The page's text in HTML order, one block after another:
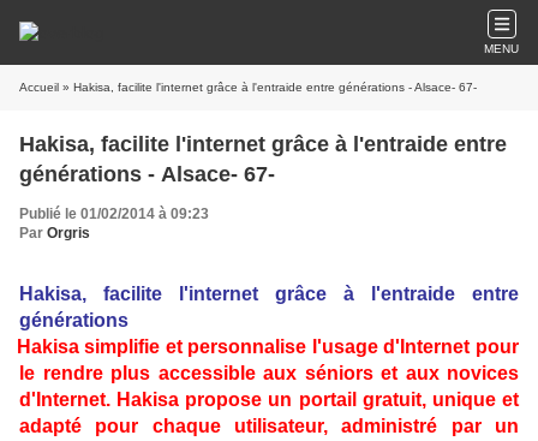
MENU
Accueil » Hakisa, facilite l'internet grâce à l'entraide entre générations - Alsace- 67-
Hakisa, facilite l'internet grâce à l'entraide entre
générations - Alsace- 67-
Publié le 01/02/2014 à 09:23
Par Orgris
Hakisa, facilite l'internet grâce à l'entraide entre
générations
Hakisa simplifie et personnalise l'usage d'Internet pour
le rendre plus accessible aux séniors et aux novices
d'Internet. Hakisa propose un portail gratuit, unique et
adapté pour chaque utilisateur, administré par un